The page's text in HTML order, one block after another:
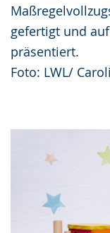
gefertigt und
präsentiert.
Foto: LWL/